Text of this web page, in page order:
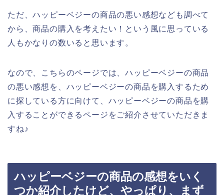
ただ、ハッピーベジーの商品の悪い感想なども調べて
から、商品の購入を考えたい！という風に思っている
人もかなりの数いると思います。
なので、こちらのページでは、ハッピーベジーの商品
の悪い感想を、ハッピーベジーの商品を購入するため
に探している方に向けて、ハッピーベジーの商品を購
入することができるページをご紹介させていただきま
すね♪
ハッピーベジーの商品の感想をいく
つか紹介したけど、やっぱり、まず